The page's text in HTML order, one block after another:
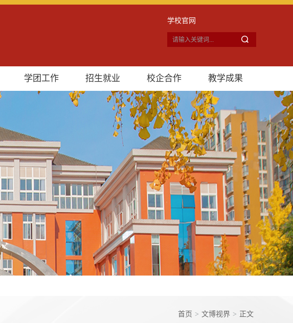
学校官网
学团工作 招生就业 校企合作 教学成果
首页 > 文博视界 > 正文